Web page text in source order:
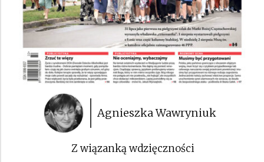
Agnieszka Wawryniuk
Z wiązanką wdzięczności